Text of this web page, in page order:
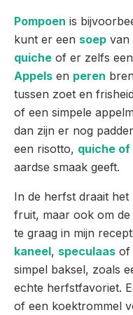
Pompoen is
kunt er een soep van
quiche of er zelfs een
Appels en peren
tussen zoet en
of een simpele
dan zijn er nog
een risotto, quiche
aardse smaak geeft.
In de herfst draait
fruit, maar ook om
te graag in mijn
kaneel, speculaas of
simpel baksel, zoals
echte herfstfavoriet.
of een koektrommel